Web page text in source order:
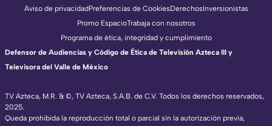
TV Azteca, M.R. & ©, TV Azteca, S.A.B. de C.V. Todos los derechos reservados,
2025.
Queda prohibida la reproducción total o parcial sin la autorización previa,
Aviso de privacidadPreferencias de CookiesDerechosInversionistas
Promo EspacioTrabaja con nosotros
Programa de ética, integridad y cumplimiento
Defensor de Audiencias y Código de Ética de Televisión Azteca III y
Televisora del Valle de México